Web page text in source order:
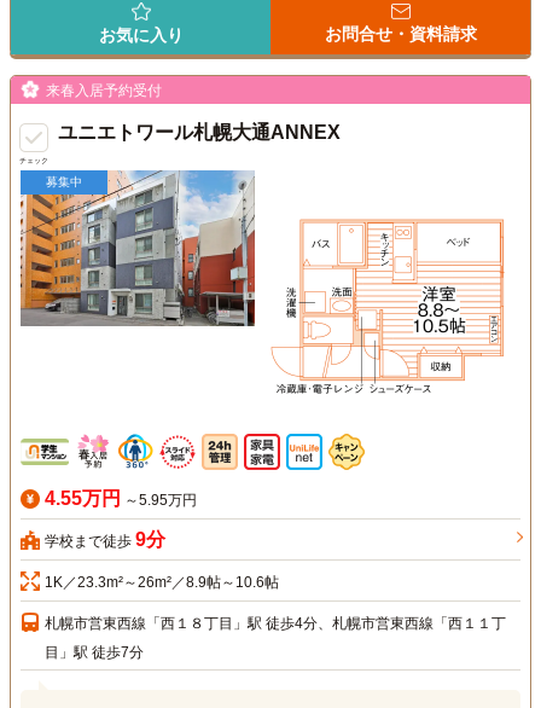
お気に入り お問合せ・資料請求
チェック
来春入居予約受付
ユニエトワール札幌大通ANNEX
募集中
4.55万円 ～5.95万円
学校まで徒歩 9分
1K／23.3m²～26m²／8.9帖～10.6帖
札幌市営東西線「西１８丁目」駅 徒歩4分、札幌市営東西線「西１１丁
目」駅 徒歩7分